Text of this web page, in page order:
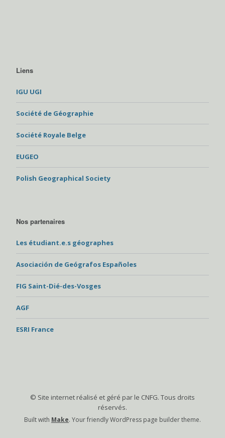
Liens
IGU UGI
Société de Géographie
Société Royale Belge
EUGEO
Polish Geographical Society
Nos partenaires
Les étudiant.e.s géographes
Asociación de Geógrafos Españoles
FIG Saint-Dié-des-Vosges
AGF
ESRI France
© Site internet réalisé et géré par le CNFG. Tous droits
réservés.
Built with Make. Your friendly WordPress page builder theme.